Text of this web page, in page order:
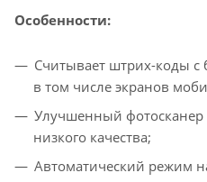
Особенности:
Считывает штрих-коды
в том числе экранов
Улучшенный
низкого качества;
Автоматический режим